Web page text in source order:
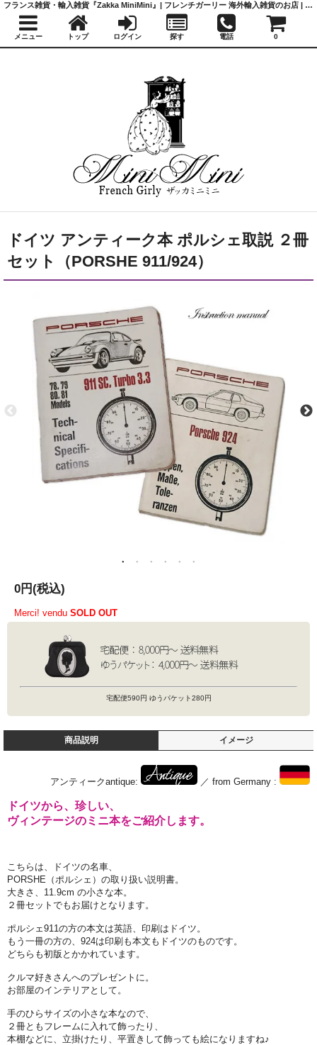
ドイツ アンティーク本 ポルシェ取説 ２冊
セット（PORSHE 911/924）
0円(税込)
Merci! vendu SOLD OUT
宅配便590円 ゆうパケット280円
商品説明 イメージ
アンティークantique: ／ from Germany :
ドイツから、珍しい、
ヴィンテージのミニ本をご紹介します。
こちらは、ドイツの名車、
PORSHE（ポルシェ）の取り扱い説明書。
大きさ、11.9cm の小さな本。
２冊セットでもお届けとなります。
ポルシェ911の方の本文は英語、印刷はドイツ。
もう一冊の方の、924は印刷も本文もドイツのものです。
どちらも初版とかかれています。
クルマ好きさんへのプレゼントに。
お部屋のインテリアとして。
手のひらサイズの小さな本なので、
２冊ともフレームに入れて飾ったり、
本棚などに、立掛けたり、平置きして飾っても絵になりますね♪
フランス雑貨・輸入雑貨『Zakka MiniMini』| フレンチガーリー 海外輸入雑貨のお店 | かわいい雑貨 | 蚤の市 | アンティーク
メニュー トップ ログイン 探す 電話 0